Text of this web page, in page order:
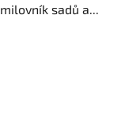
milovník sadů a...